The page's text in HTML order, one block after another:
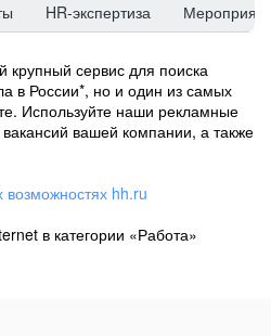
HR-экспертиза
сервис для поиска
в России*, но и один из самых
Используйте наши рекламные
вашей компании, а также
hh.ru
в категории «Работа»